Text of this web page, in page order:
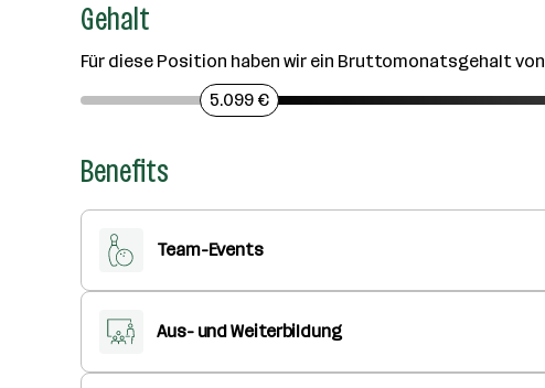
Gehalt
Für diese Position haben wir ein Bruttomonatsgehalt von
5.099 €
Benefits
Team-Events
Aus- und Weiterbildung